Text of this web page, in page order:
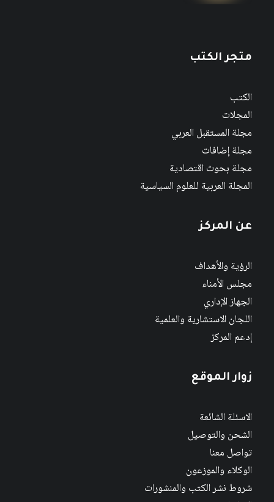
متجر الكتب
الكتب
المجلات
مجلة المستقبل العربي
مجلة إضافات
مجلة بحوث اقتصادية
المجلة العربية للعلوم السياسية
عن المركز
الرؤية والأهداف
مجلس الأمناء
الجهاز الإداري
اللجان الاستشارية والعلمية
إدعم المركز
زوار الموقع
الاسئلة الشائعة
الشحن والتوصيل
تواصل معنا
الوكلاء والموزعون
شروط نشر الكتب والمنشورات